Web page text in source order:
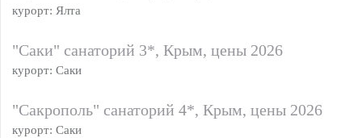
курорт: Ялта
"Саки" санаторий 3*, Крым, цены 2026
курорт: Саки
"Сакрополь" санаторий 4*, Крым, цены 2026
курорт: Саки